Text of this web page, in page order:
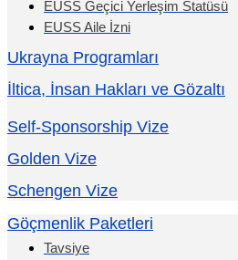
EUSS Geçici Yerleşim Statüsü
EUSS Aile İzni
Ukrayna Programları
İltica, İnsan Hakları ve Gözaltı
Self-Sponsorship Vize
Golden Vize
Schengen Vize
Göçmenlik Paketleri
Tavsiye